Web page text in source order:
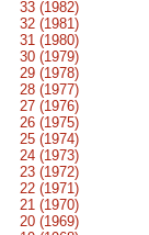
33 (1982)
32 (1981)
31 (1980)
30 (1979)
29 (1978)
28 (1977)
27 (1976)
26 (1975)
25 (1974)
24 (1973)
23 (1972)
22 (1971)
21 (1970)
20 (1969)